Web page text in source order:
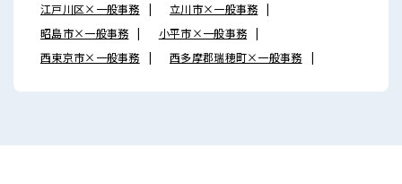
江戸川区×一般事務
立川市×一般事務
昭島市×一般事務
小平市×一般事務
西東京市×一般事務
西多摩郡瑞穂町×一般事務